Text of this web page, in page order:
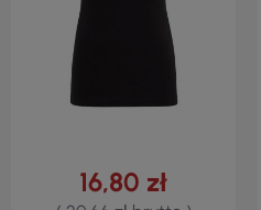
16,80 zł